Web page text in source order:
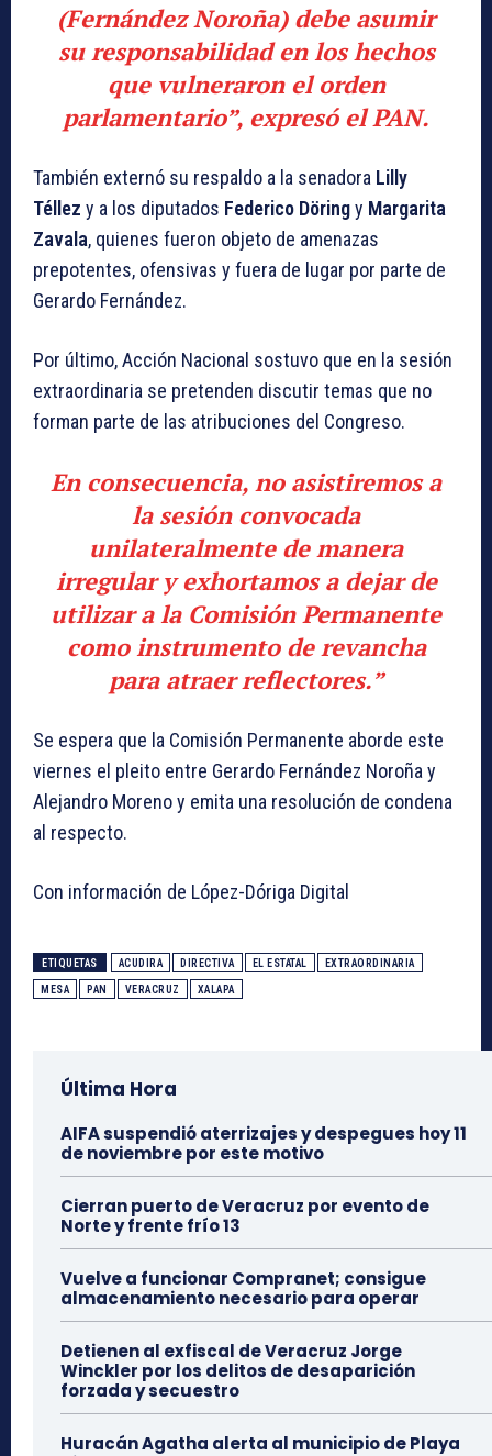
(Fernández Noroña) debe asumir
su responsabilidad en los hechos
que vulneraron el orden
parlamentario”, expresó el PAN.
También externó su respaldo a la senadora Lilly
Téllez y a los diputados Federico Döringy Margarita
Zavala, quienes fueron objeto de amenazas
prepotentes, ofensivas y fuera de lugar por parte de
Gerardo Fernández.
Por último, Acción Nacional sostuvo que en la sesión
extraordinaria se pretenden discutir temas que no
forman parte de las atribuciones del Congreso.
En consecuencia, no asistiremos a
la sesión convocada
unilateralmente de manera
irregular y exhortamos a dejar de
utilizar a la Comisión Permanente
como instrumento de revancha
para atraer reflectores.”
Se espera que la Comisión Permanente aborde este
viernes el pleito entre Gerardo Fernández Noroña y
Alejandro Moreno y emita una resolución de condena
al respecto.
Con información de López-Dóriga Digital
ETIQUETAS ACUDIRA DIRECTIVA EL ESTATAL EXTRAORDINARIA
MESA PAN VERACRUZ XALAPA
Última Hora
AIFA suspendió aterrizajes y despegues hoy 11
de noviembre por este motivo
Cierran puerto de Veracruz por evento de
Norte y frente frío 13
Vuelve a funcionar Compranet; consigue
almacenamiento necesario para operar
Detienen al exfiscal de Veracruz Jorge
Winckler por los delitos de desaparición
forzada y secuestro
Huracán Agatha alerta al municipio de Playa